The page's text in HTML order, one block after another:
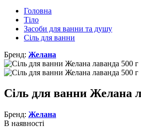
Головна
Тіло
Засоби для ванни та душу
Сіль для ванни
Бренд: Желана
Сіль для ванни Желана
Бренд: Желана
В наявності